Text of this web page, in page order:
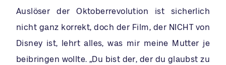
Auslöser der Oktoberrevolution ist sicherlich
nicht ganz korrekt, doch der Film, der NICHT von
Disney ist, lehrt alles, was mir meine Mutter je
beibringen wollte. „Du bist der, der du glaubst zu